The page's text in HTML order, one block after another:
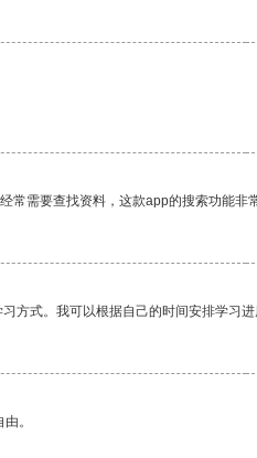
需要查找资料，这款app的搜索功能非
方式。我可以根据自己的时间安排学习进
。